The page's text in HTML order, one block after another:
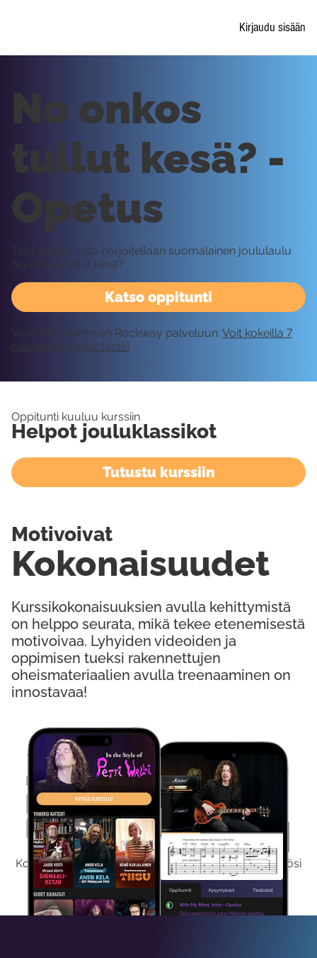
Kirjaudu sisään
Kokeile Ilmaiseksi
Kokeilemalla ilmaiseksi saat koko sisältömme käyttöösi
viikon ajaksi.
Katso oppitunti
No onkos
tullut kesä? -
Opetus
Tällä oppitunnilla harjoitellaan suomalainen joululaulu
No onkos tullut kesä?
Vaatii kirjautumisen Rockway palveluun. Voit kokeilla 7
päivää ilmaiseksi tästä!
Oppitunti kuuluu kurssiin
Helpot jouluklassikot
Tutustu kurssiin
Kurssikokonaisuuksien avulla kehittymistä
on helppo seurata, mikä tekee etenemisestä
motivoivaa. Lyhyiden videoiden ja
oppimisen tueksi rakennettujen
oheismateriaalien avulla treenaaminen on
innostavaa!
Kokonaisuudet
Motivoivat